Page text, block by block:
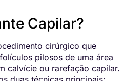
Capilar?
cirúrgico que
pilosos de uma área
calvície ou rarefação capilar.